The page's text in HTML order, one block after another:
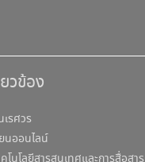
วข้อง
รศวร
นออนไลน์
โนโลยีสารสนเทศและการสื่อสาร